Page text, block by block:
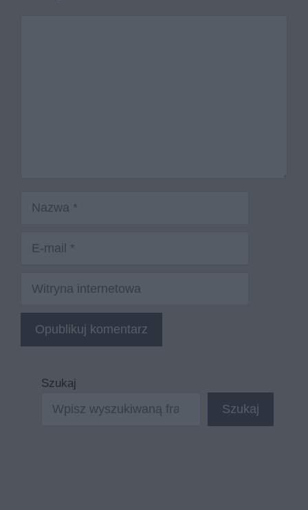
Witryna
internetowa
Szukaj
Szukaj